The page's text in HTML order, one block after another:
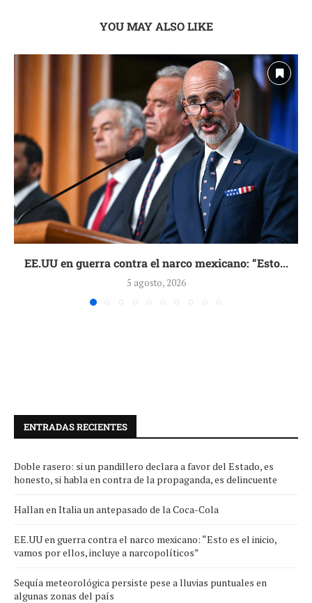
YOU MAY ALSO LIKE
EE.UU en guerra contra el narco mexicano: “Esto...
5 agosto, 2026
ENTRADAS RECIENTES
Doble rasero: si un pandillero declara a favor del Estado, es
honesto, si habla en contra de la propaganda, es delincuente
Hallan en Italia un antepasado de la Coca-Cola
EE.UU en guerra contra el narco mexicano: “Esto es el inicio,
vamos por ellos, incluye a narcopolíticos”
Sequía meteorológica persiste pese a lluvias puntuales en
algunas zonas del país